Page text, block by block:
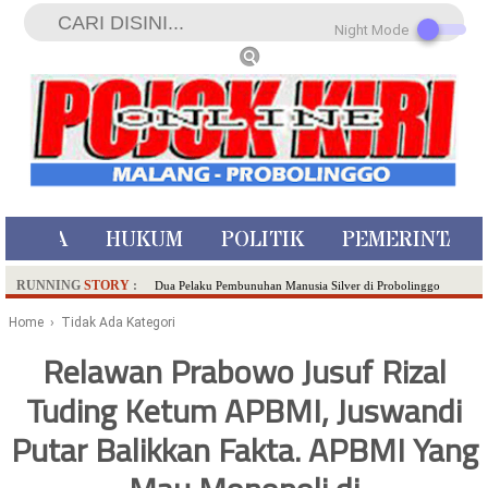
HUKUM POLITIK
RUNNING STORY : Dua Pelaku Pembunuhan Manusia Silver di Probolinggo
Literasi Melalui LASKAR JODA, Usung Filosofi Gelar Sehelai
Ambulance Dari Berbagai Daerah Padati Kota Wisata Batu
Hadirkan Tujuh Sapta Pesona Wisata di Amfiteater, Mikutopia
Buka Rekrutmen Karyawan,Berikut Kualifikasinya
Home › Tidak Ada Kategori
Relawan Prabowo Jusuf Rizal
Tuding Ketum APBMI, Juswandi
Putar Balikkan Fakta. APBMI Yang
Night Mode